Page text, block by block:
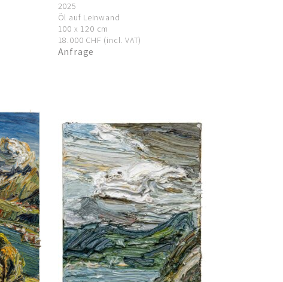
2025
Öl auf Leinwand
100 x 120 cm
18.000 CHF (incl. VAT)
Anfrage